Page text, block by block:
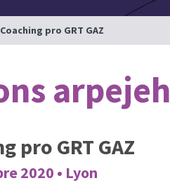
Coaching pro GRT GAZ
arpejeh
pro GRT GAZ
2020 • Lyon